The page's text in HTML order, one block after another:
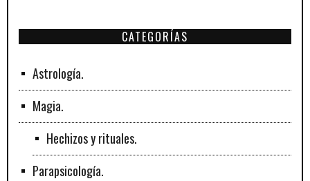
CATEGORÍAS
Astrología.
Magia.
Hechizos y rituales.
Parapsicología.